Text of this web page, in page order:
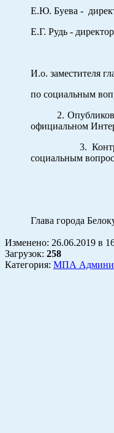
Е.Ю. Буева -
Е.Г. Рудь -
И.о. заместителя
по
2. Опубликовать
официальном
3. Контроль
социальным
Глава
Изменено: 26.06.2019 в
Загрузок: 258
Категория: МПА